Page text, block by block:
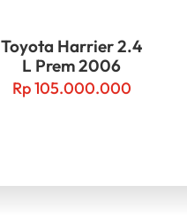
Toyota Harrier 2.4
L Prem 2006
Rp105.000.000